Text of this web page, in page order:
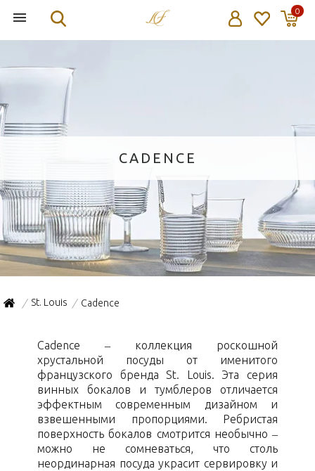
0
CADENCE
/ St. Louis / Cadence
Cadence – коллекция роскошной
хрустальной посуды от именитого
французского бренда St. Louis. Эта серия
винных бокалов и тумблеров отличается
эффектным современным дизайном и
взвешенными пропорциями. Ребристая
поверхность бокалов смотрится необычно –
можно не сомневаться, что столь
неординарная посуда украсит сервировку и